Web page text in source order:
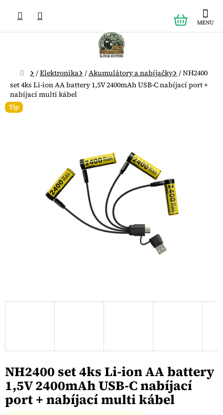
obsah
KOŠÍK
Domov
/Elektronika /Akumulátory a nabíjačky /NH2400
set 4ks Li-ion AA battery 1,5V 2400mAh USB-C nabíjací port +
nabíjací multi kábel
Tip
NH2400 set 4ks Li-ion AA battery
1,5V 2400mAh USB-C nabíjací
port + nabíjací multi kábel